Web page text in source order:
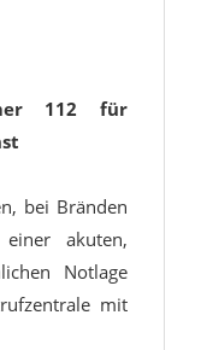
112 für
bei Bränden
akuten,
Notlage
mit